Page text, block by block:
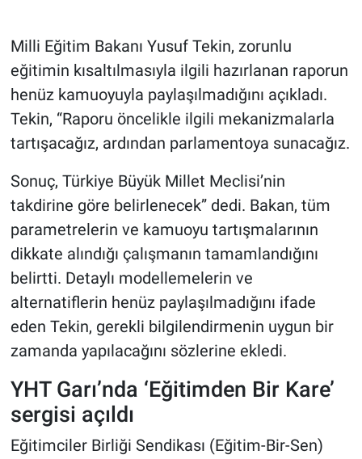
Milli Eğitim Bakanı Yusuf Tekin, zorunlu
eğitimin kısaltılmasıyla ilgili hazırlanan raporun
henüz kamuoyuyla paylaşılmadığını açıkladı.
Tekin, “Raporu öncelikle ilgili mekanizmalarla
tartışacağız, ardından parlamentoya sunacağız.
Sonuç, Türkiye Büyük Millet Meclisi’nin
takdirine göre belirlenecek” dedi. Bakan, tüm
parametrelerin ve kamuoyu tartışmalarının
dikkate alındığı çalışmanın tamamlandığını
belirtti. Detaylı modellemelerin ve
alternatiflerin henüz paylaşılmadığını ifade
eden Tekin, gerekli bilgilendirmenin uygun bir
zamanda yapılacağını sözlerine ekledi.
YHT Garı’nda ‘Eğitimden Bir Kare’
sergisi açıldı
Eğitimciler Birliği Sendikası (Eğitim-Bir-Sen)